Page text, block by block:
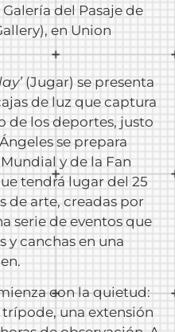
del Pasaje de
en Union
(Jugar) se presenta
de luz que captura
los deportes, justo
se prepara
y de la Fan
tendrá lugar del 25
de arte, creadas por
serie de eventos que
y canchas en una
con la quietud:
una extensión